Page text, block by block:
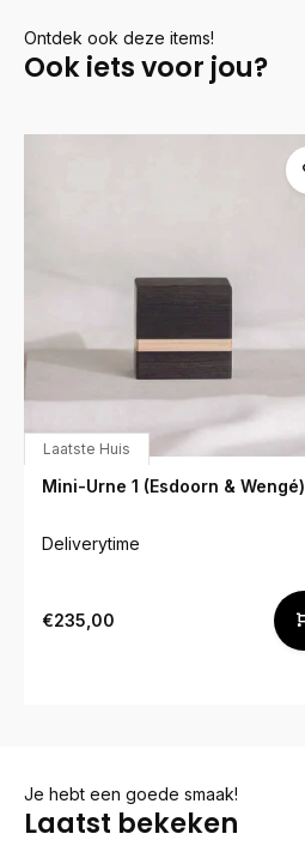
Ontdek ook deze items!
Ook iets voor jou?
Laatste Huis
Mini-Urne 1 (Esdoorn & Wengé)
Deliverytime
€235,00
Je hebt een goede smaak!
Laatst bekeken